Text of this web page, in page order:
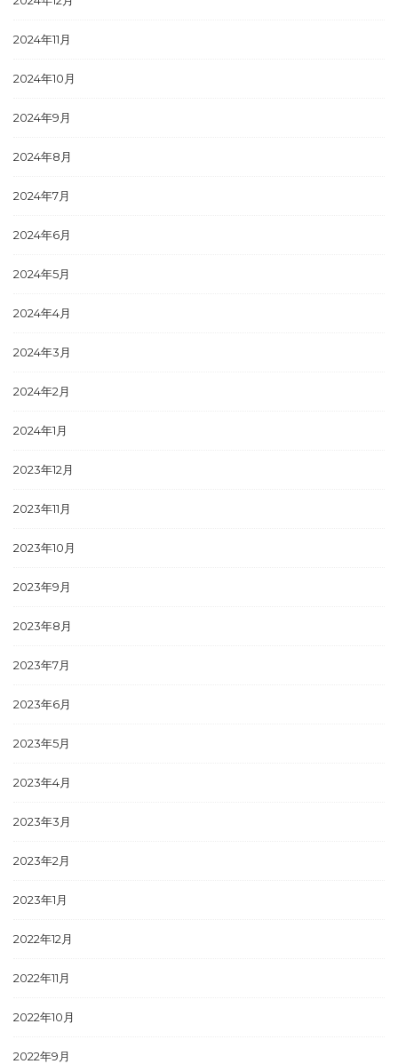
2024年11月
2024年10月
2024年9月
2024年8月
2024年7月
2024年6月
2024年5月
2024年4月
2024年3月
2024年2月
2024年1月
2023年12月
2023年11月
2023年10月
2023年9月
2023年8月
2023年7月
2023年6月
2023年5月
2023年4月
2023年3月
2023年2月
2023年1月
2022年12月
2022年11月
2022年10月
2022年9月